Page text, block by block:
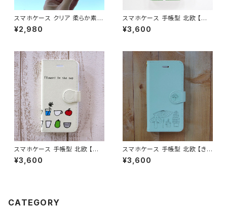
スマホケース クリア 柔らか素材
北欧 色が選べる iPhone16/1
7/15/SE3 透明 ソフトケース 大
¥2,980
スマホケース 手帳型 北欧 【グリ
ーンフラワー】花柄 iPhone17/1
6/15/SE3/Android カード収
¥3,600
スマホケース 手帳型 北欧 【コッ
プに入った花】 iPhone17/16/1
5/SE3/Android カード収納 ス
¥3,600
スマホケース 手帳型 北欧 【き
のこ柄・ウォーターブルー】 iPho
ne17/16/15/SE3/Android カ
¥3,600
CATEGORY